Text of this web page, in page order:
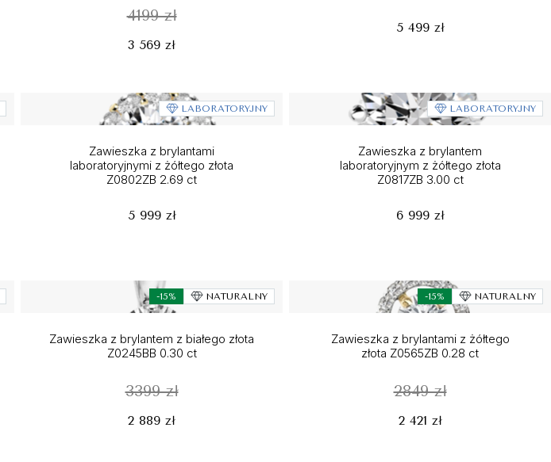
4199 zł
3 569 zł
5 499 zł
LABORATORYJNY
Zawieszka z brylantami
laboratoryjnymi z żółtego złota
Z0802ZB 2.69 ct
5 999 zł
LABORATORYJNY
Zawieszka z brylantem
laboratoryjnym z żółtego złota
Z0817ZB 3.00 ct
6 999 zł
-15% NATURALNY
Zawieszka z brylantem z białego złota
Z0245BB 0.30 ct
3399 zł
2 889 zł
-15% NATURALNY
Zawieszka z brylantami z żółtego
złota Z0565ZB 0.28 ct
2849 zł
2 421 zł